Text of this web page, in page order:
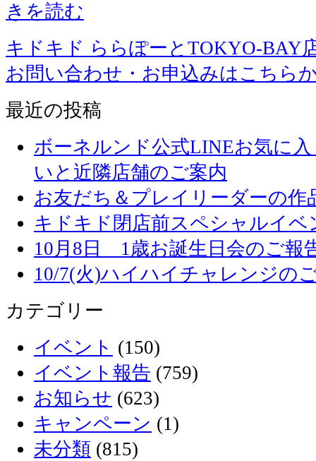
きを読む
キドキド ららぽーとTOKYO-BAY
お問い合わせ・お申込みはこちら
最近の投稿
ボーネルンド公式LINEお気に
いと近隣店舗のご案内
お友だち＆プレイリーダーの作
キドキド閉店前スペシャルイベ
10月8日 1歳お誕生日会のご報
10/7(火)ハイハイチャレンジの
カテゴリー
イベント (150)
イベント報告 (759)
お知らせ (623)
キャンペーン (1)
未分類 (815)